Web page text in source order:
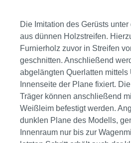
Die Imitation des Gerüsts
aus dünnen Holzstreifen.
Furnierholz zuvor in Streifen
geschnitten. Anschließend
abgelängten Querlatten mittels
Innenseite der Plane fixiert.
Träger können anschließend
Weißleim befestigt werden.
dunklen Plane des Modells,
Innenraum nur bis zur